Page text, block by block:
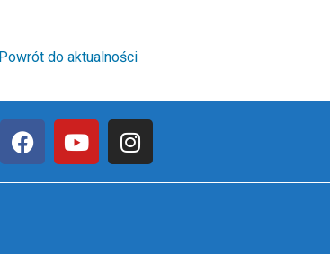
Powrót do aktualności